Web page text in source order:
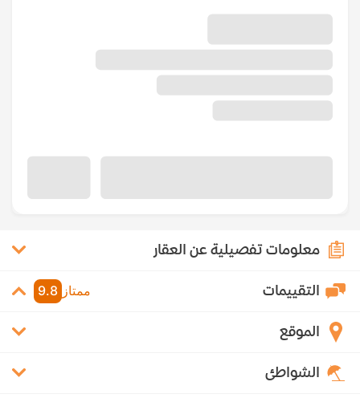
معلومات تفصيلية عن العقار
التقييمات ممتاز 9.8
الموقع
الشواطئ